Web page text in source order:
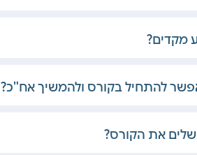
מקדים?
אפשר להתחיל בקורס ולהמשיך אח"כ?
את הקורס?